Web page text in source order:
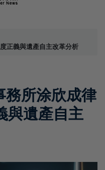
正義與遺產自主改革分析
務所涂欣成律
與遺產自主